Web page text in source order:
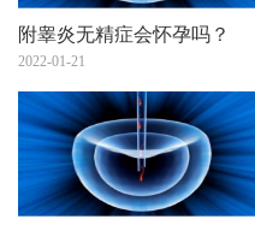
附睾炎无精症会怀孕吗？
2022-01-21